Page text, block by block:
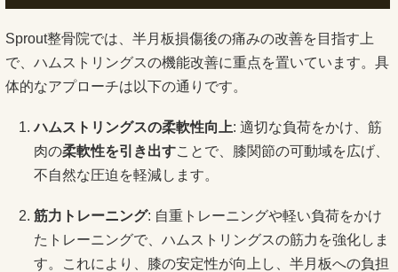
Sprout整骨院では、半月板損傷後の痛みの改善を目指す上
で、ハムストリングスの機能改善に重点を置いています。具
体的なアプローチは以下の通りです。
ハムストリングスの柔軟性向上: 適切な負荷をかけ、筋
肉の柔軟性を引き出すことで、膝関節の可動域を広げ、
不自然な圧迫を軽減します。
筋力トレーニング: 自重トレーニングや軽い負荷をかけ
たトレーニングで、ハムストリングスの筋力を強化しま
す。これにより、膝の安定性が向上し、半月板への負担